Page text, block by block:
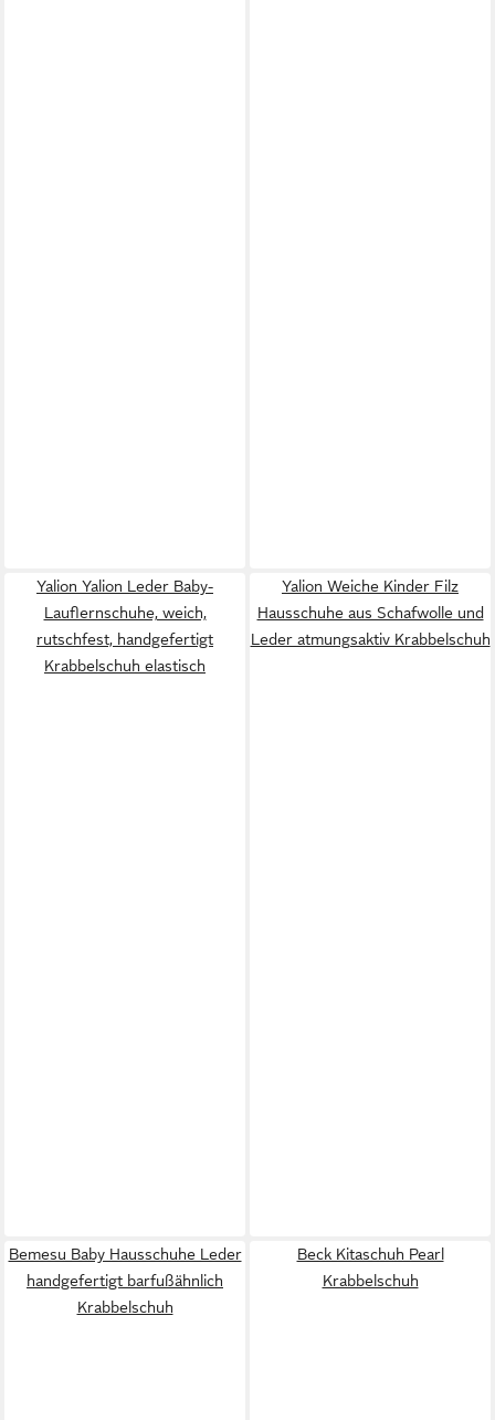
Yalion Yalion Leder Baby-
Lauflernschuhe, weich,
rutschfest, handgefertigt
Krabbelschuh elastisch
Yalion Weiche Kinder Filz
Hausschuhe aus Schafwolle und
Leder atmungsaktiv Krabbelschuh
Bemesu Baby Hausschuhe Leder
handgefertigt barfußähnlich
Krabbelschuh
Beck Kitaschuh Pearl
Krabbelschuh